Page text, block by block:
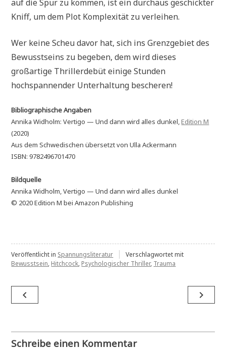
auf die Spur zu kommen, ist ein durchaus geschickter
Kniff, um dem Plot Komplexität zu verleihen.
Wer keine Scheu davor hat, sich ins Grenzgebiet des
Bewusstseins zu begeben, dem wird dieses
großartige Thrillerdebüt einige Stunden
hochspannender Unterhaltung bescheren!
Bibliographische Angaben
Annika Widholm: Vertigo — Und dann wird alles dunkel,Edition M
(2020)
Aus dem Schwedischen übersetzt von Ulla Ackermann
ISBN: 9782496701470
Bildquelle
Annika Widholm, Vertigo — Und dann wird alles dunkel
© 2020 Edition M bei Amazon Publishing
Veröffentlicht in Spannungsliteratur
Verschlagwortet mit
Bewusstsein, Hitchcock, Psychologischer Thriller, Trauma
Beitragsnavigation
navigate_before navigate_next
Schreibe einen Kommentar